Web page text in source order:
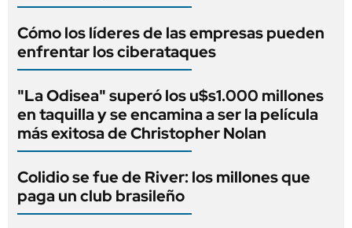
Cómo los líderes de las empresas pueden
enfrentar los ciberataques
"La Odisea" superó los u$s1.000 millones
en taquilla y se encamina a ser la película
más exitosa de Christopher Nolan
Colidio se fue de River: los millones que
paga un club brasileño